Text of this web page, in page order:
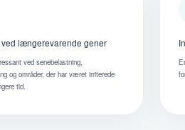
ved længerevarende gener
ved senebelastning,
og områder, der har været irriterede
tid.